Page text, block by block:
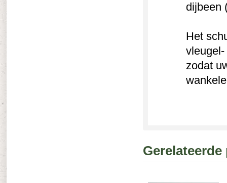
dijbeen
Het
zodat